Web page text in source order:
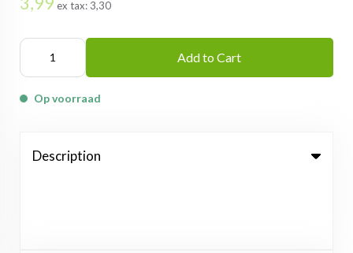
ex tax: 3,30
Add to Cart
Op voorraad
Description